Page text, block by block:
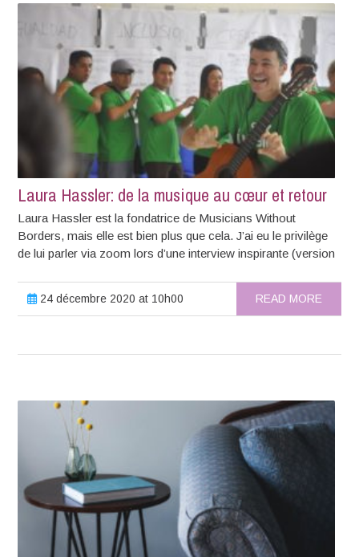
Laura Hassler: de la musique au cœur et retour
Laura Hassler est la fondatrice de Musicians Without
Borders, mais elle est bien plus que cela. J’ai eu le privilège
de lui parler via zoom lors d’une interview inspirante (version
24 décembre 2020 at 10h00 READ MORE